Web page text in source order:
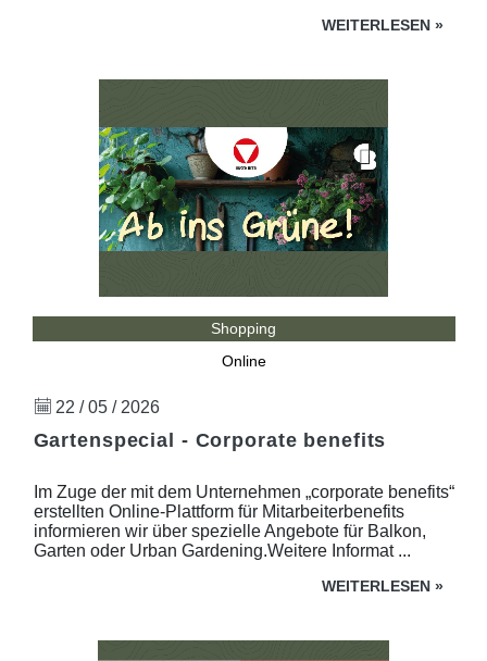
WEITERLESEN »
Shopping
Online
22 / 05 / 2026
Gartenspecial - Corporate benefits
Im Zuge der mit dem Unternehmen „corporate benefits“
erstellten Online-Plattform für Mitarbeiterbenefits
informieren wir über spezielle Angebote für Balkon,
Garten oder Urban Gardening.Weitere Informat ...
WEITERLESEN »